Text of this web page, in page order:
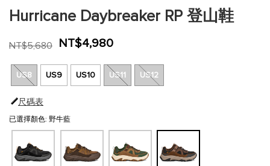
開
Hurricane Daybreaker RP 登山鞋
NT$4,980
NT$5,680
已選擇顏色: 野牛藍
US8 US9 US10 US11 US12
尺碼表